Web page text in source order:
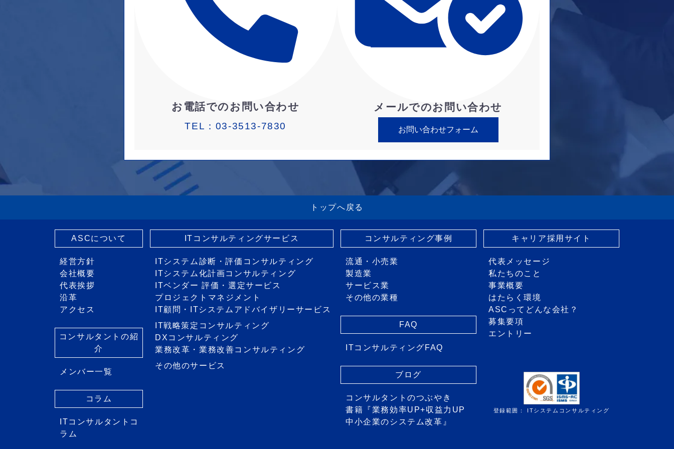
お電話でのお問い合わせ
TEL： 03-3513-7830
メールでのお問い合わせ
お問い合わせフォーム
トップへ戻る
ASCについて
経営方針
会社概要
代表挨拶
沿革
アクセス
コンサルタントの紹
介
メンバー一覧
コラム
ITコンサルタントコ
ラム
ITコンサルティングサービス
ITシステム診断・評価コンサルティング
ITシステム化計画コンサルティング
ITベンダー 評価・選定サービス
プロジェクトマネジメント
IT顧問・ITシステムアドバイザリーサービス
IT戦略策定コンサルティング
DXコンサルティング
業務改革・業務改善コンサルティング
その他のサービス
コンサルティング事例
流通・小売業
製造業
サービス業
その他の業種
FAQ
ITコンサルティングFAQ
ブログ
コンサルタントのつぶやき
書籍『業務効率UP+収益力UP
中小企業のシステム改革』
キャリア採用サイト
代表メッセージ
私たちのこと
事業概要
はたらく環境
ASCってどんな会社？
募集要項
エントリー
登録範囲： ITシステムコンサルティング